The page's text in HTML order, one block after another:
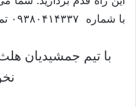
با شماره ۰۹۳۸۰۴۱۴۳۳۷ تماس حاصل فرمایید
با تیم جمشیدیان